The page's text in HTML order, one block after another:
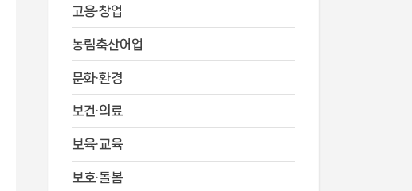
고용·창업
농림축산어업
문화·환경
보건·의료
보육·교육
보호·돌봄